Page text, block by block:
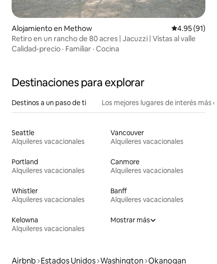
Alojamiento en Methow Calificación
4.95 (91)
Retiro en un rancho de 80 acres | Jacuzzi | Vistas al valle
Calidad-precio · Familiar · Cocina
Destinaciones para explorar
Destinos a un paso de ti Los mejores lugares de interés más
Seattle
Alquileres vacacionales
Vancouver
Alquileres vacacionales
Portland
Alquileres vacacionales
Canmore
Alquileres vacacionales
Whistler
Alquileres vacacionales
Banff
Alquileres vacacionales
Kelowna
Alquileres vacacionales
Mostrar más
Airbnb Estados Unidos Washington Okanogan